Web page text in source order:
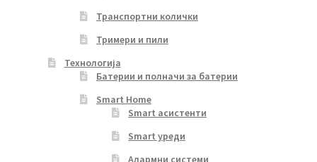
Транспортни колички
Тримери и пили
Технологија
Батерии и полначи за батерии
Smart Home
Smart асистенти
Smart уреди
Алармни системи